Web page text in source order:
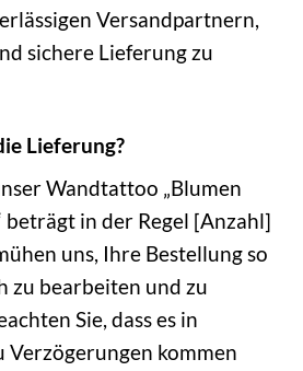
Versandpartnern,
sichere Lieferung zu
Lieferung?
Wandtattoo „Blumen
beträgt in der Regel [Anzahl]
uns, Ihre Bestellung so
zu bearbeiten und zu
Sie, dass es in
Verzögerungen kommen